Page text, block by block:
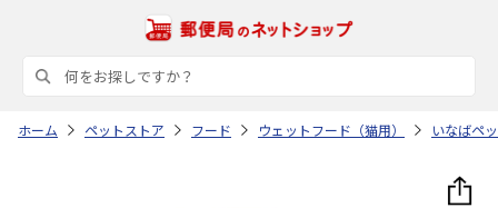
ホーム ペットストア フード ウェットフード（猫用） いなばペ